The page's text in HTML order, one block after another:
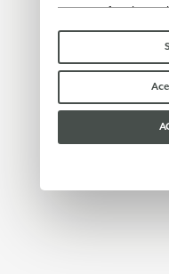
correcto
comparten ningún
Para saber más
de cookies.
Por favor, elige